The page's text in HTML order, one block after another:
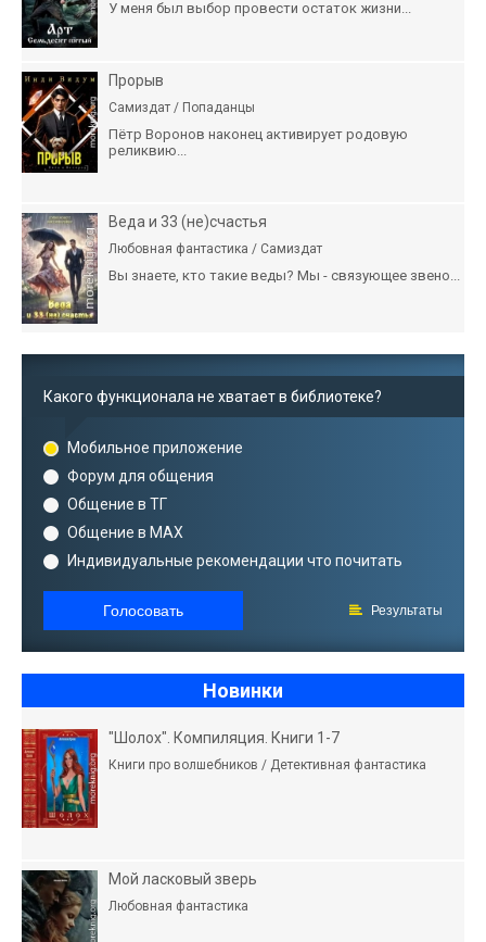
У меня был выбор провести остаток жизни...
Прорыв
Самиздат / Попаданцы
Пётр Воронов наконец активирует родовую
реликвию...
Веда и 33 (не)счастья
Любовная фантастика / Самиздат
Вы знаете, кто такие веды? Мы - связующее звено...
Какого функционала не хватает в библиотеке?
Мобильное приложение
Форум для общения
Общение в ТГ
Общение в MAX
Индивидуальные рекомендации что почитать
Голосовать Результаты
Новинки
"Шолох". Компиляция. Книги 1-7
Книги про волшебников / Детективная фантастика
Мой ласковый зверь
Любовная фантастика